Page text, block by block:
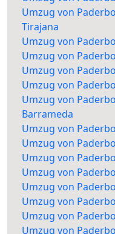
Umzug von
Tirajana
Umzug von
Umzug von
Umzug von
Umzug von
Umzug von
Barrameda
Umzug von
Umzug von
Umzug von
Umzug von
Umzug von
Umzug von
Umzug von
Umzug von